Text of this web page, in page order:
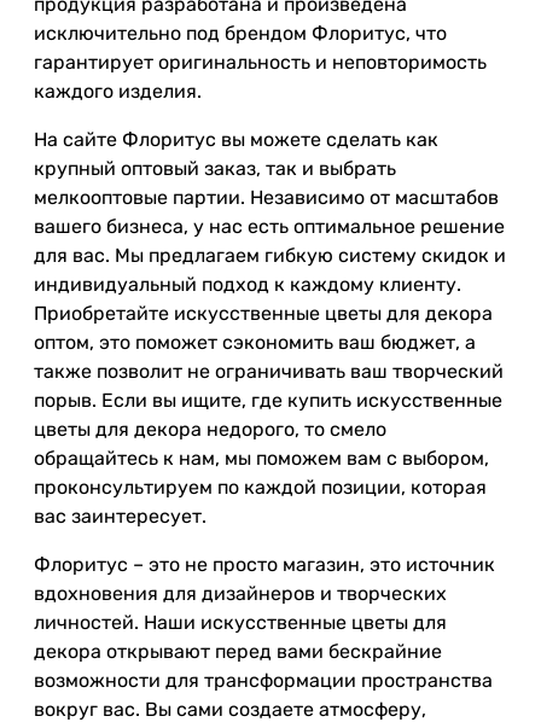
исключительно под брендом Флоритус, что
гарантирует оригинальность и неповторимость
каждого изделия.
На сайте Флоритус вы можете сделать как
крупный оптовый заказ, так и выбрать
мелкооптовые партии. Независимо от масштабов
вашего бизнеса, у нас есть оптимальное решение
для вас. Мы предлагаем гибкую систему скидок и
индивидуальный подход к каждому клиенту.
Приобретайте искусственные цветы для декора
оптом, это поможет сэкономить ваш бюджет, а
также позволит не ограничивать ваш творческий
порыв. Если вы ищите, где купить искусственные
цветы для декора недорого, то смело
обращайтесь к нам, мы поможем вам с выбором,
проконсультируем по каждой позиции, которая
вас заинтересует.
Флоритус – это не просто магазин, это источник
вдохновения для дизайнеров и творческих
личностей. Наши искусственные цветы для
декора открывают перед вами бескрайние
возможности для трансформации пространства
вокруг вас. Вы сами создаете атмосферу,